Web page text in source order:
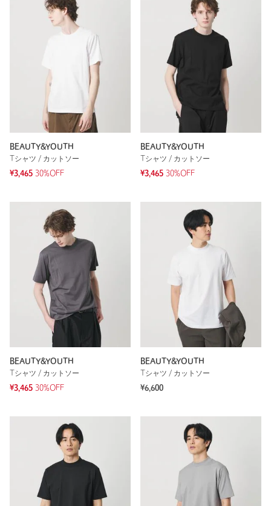
BEAUTY&YOUTH
Tシャツ / カットソー
¥3,465 30%OFF
BEAUTY&YOUTH
Tシャツ / カットソー
¥3,465 30%OFF
BEAUTY&YOUTH
Tシャツ / カットソー
¥3,465 30%OFF
BEAUTY&YOUTH
Tシャツ / カットソー
¥6,600